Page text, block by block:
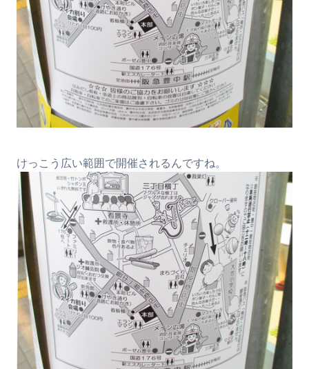
けっこう広い範囲で開催されるんですね。